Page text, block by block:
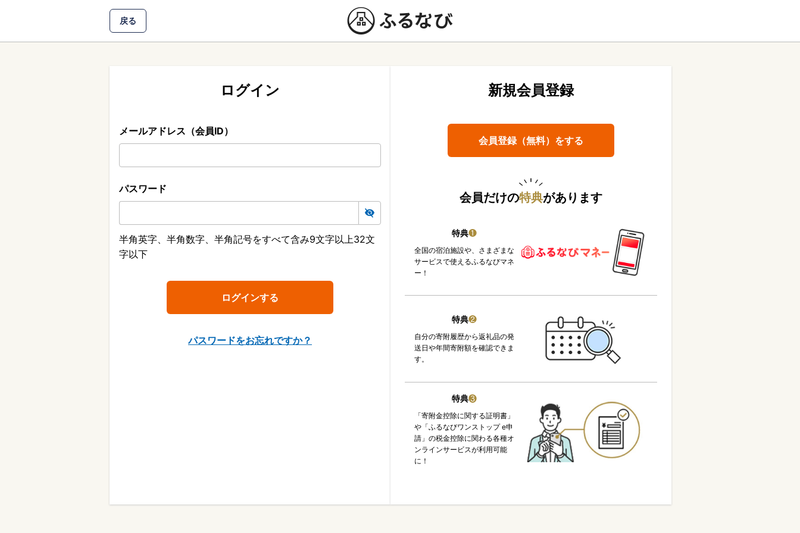
戻る
ログイン
メールアドレス（会員ID）
パスワード
半角英字、半角数字、半角記号をすべて含み9文字以上32文
字以下
パスワードをお忘れですか？
新規会員登録
会員登録（無料）をする
会員だけの特典があります
特典❶
全国の宿泊施設や、さまざまな
サービスで使えるふるなびマネ
ー！
特典❷
自分の寄附履歴から返礼品の発
送日や年間寄附額を確認できま
す。
特典❸
「寄附金控除に関する証明書」
や「ふるなびワンストップ e申
請」の税金控除に関わる各種オ
ンラインサービスが利用可能
に！